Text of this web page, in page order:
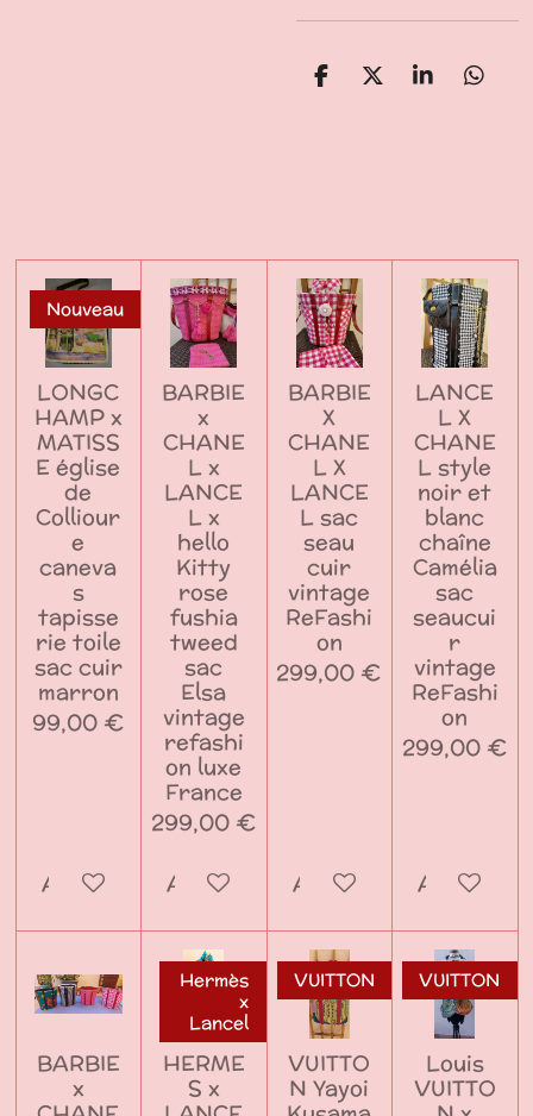
P P P P
Nouveau
LONGC
HAMP x
MATISS
E église
de
Colliour
e
caneva
s
tapisse
rie toile
sac cuir
marron
99,00 €
Ajouter au panier
BARBIE
x
CHANE
L x
LANCE
L x
hello
Kitty
rose
fushia
tweed
sac
Elsa
vintage
refashi
on luxe
France
299,00 €
Ajouter au panier
BARBIE
X
CHANE
L X
LANCE
L sac
seau
cuir
vintage
ReFashi
on
299,00 €
Ajouter au panier
LANCE
L X
CHANE
L style
noir et
blanc
chaîne
Camélia
sac
seaucui
r
vintage
ReFashi
on
299,00 €
Ajouter
BARBIE
x
Hermès
x
Lancel
HERME
S x
VUITTON
VUITTO
N Yayoi
VUITTON
Louis
VUITTO